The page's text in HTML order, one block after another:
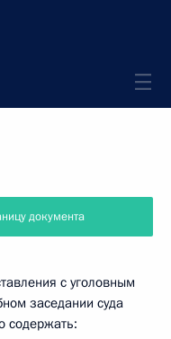
документа
с уголовным
заседании суда
содержать: